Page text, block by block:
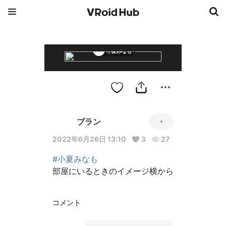
小夏みなも
ブラン
2022年6月26日 13:10 3 27
#小夏みなも
部屋にいるときのイメージ横から
コメント